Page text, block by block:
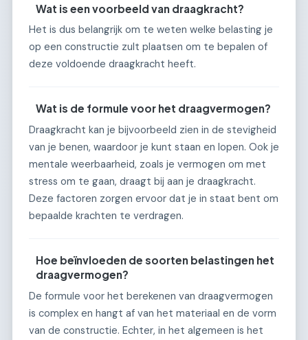
Wat is een voorbeeld van draagkracht?
Het is dus belangrijk om te weten welke belasting je
op een constructie zult plaatsen om te bepalen of
deze voldoende draagkracht heeft.
Wat is de formule voor het draagvermogen?
Draagkracht kan je bijvoorbeeld zien in de stevigheid
van je benen, waardoor je kunt staan en lopen. Ook je
mentale weerbaarheid, zoals je vermogen om met
stress om te gaan, draagt bij aan je draagkracht.
Deze factoren zorgen ervoor dat je in staat bent om
bepaalde krachten te verdragen.
Hoe beïnvloeden de soorten belastingen het
draagvermogen?
De formule voor het berekenen van draagvermogen
is complex en hangt af van het materiaal en de vorm
van de constructie. Echter, in het algemeen is het